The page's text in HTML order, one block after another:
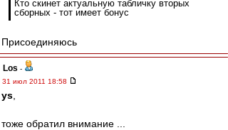
Кто скинет актуальную табличку вторых
сборных - тот имеет бонус
Присоединяюсь
Los -
31 июл 2011 18:58
ys
тоже обратил внимание ...